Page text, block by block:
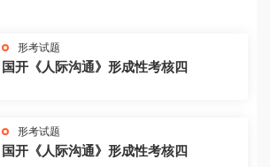
形考试题
国开《人际沟通》形成性考核四
形考试题
国开《人际沟通》形成性考核四